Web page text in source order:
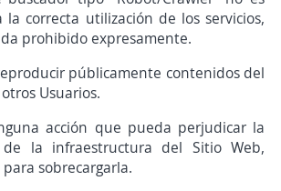
la correcta utilización de los servicios,
prohibido expresamente.
públicamente contenidos del
Usuarios.
acción que pueda perjudicar la
de la infraestructura del Sitio Web,
sobrecargarla.